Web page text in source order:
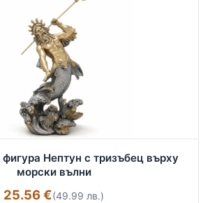
Нептун с тризъбец върху
морски вълни
25.56 €(49.99 лв.)